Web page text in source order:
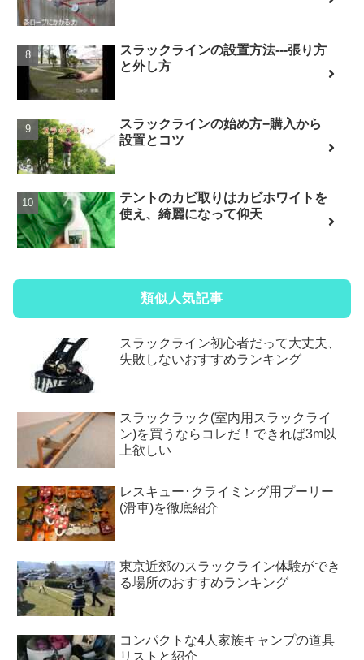
スラックラインの設置方法---張り方
と外し方
スラックラインの始め方−購入から
設置とコツ
テントのカビ取りはカビホワイトを
使え、綺麗になって仰天
類似人気記事
スラックライン初心者だって大丈夫、
失敗しないおすすめランキング
スラックラック(室内用スラックライ
ン)を買うならコレだ！できれば3m以
上欲しい
レスキュー･クライミング用プーリー
(滑車)を徹底紹介
東京近郊のスラックライン体験ができ
る場所のおすすめランキング
コンパクトな4人家族キャンプの道具
リストと紹介